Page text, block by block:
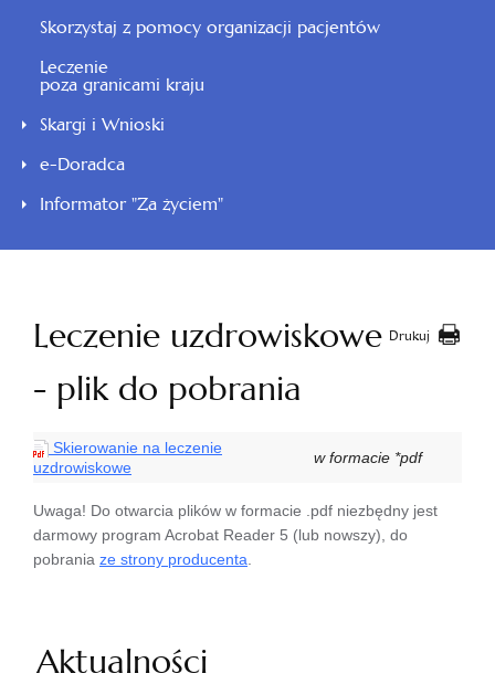
Skorzystaj z pomocy organizacji pacjentów
Leczenie
poza granicami kraju
Skargi i Wnioski
e-Doradca
Informator "Za życiem"
Drukuj
Leczenie uzdrowiskowe
- plik do pobrania
Skierowanie na leczenie
uzdrowiskowe
w formacie *pdf
Uwaga! Do otwarcia plików w formacie .pdf niezbędny jest
darmowy program Acrobat Reader 5 (lub nowszy), do
pobrania ze strony producenta
Aktualności